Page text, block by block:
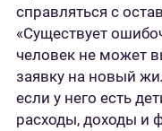
справляться с
«Существует
человек не может
заявку на новый
если у него есть
расходы, доходы и